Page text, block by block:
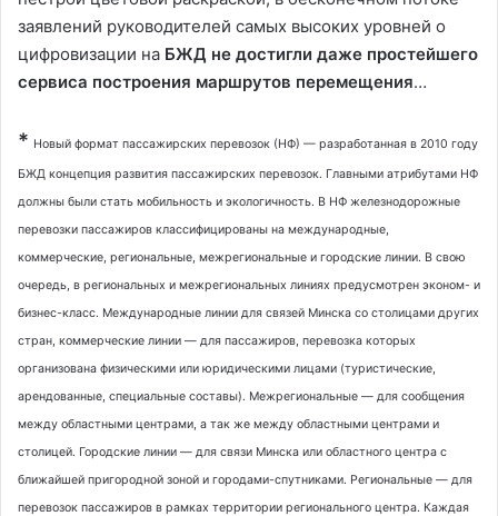
заявлений руководителей самых высоких уровней о
цифровизации на БЖД не достигли даже простейшего
сервиса построения маршрутов перемещения…
* Новый формат пассажирских перевозок (НФ) — разработанная в 2010 году
БЖД концепция развития пассажирских перевозок. Главными атрибутами НФ
должны были стать мобильность и экологичность. В НФ железнодорожные
перевозки пассажиров классифицированы на международные,
коммерческие, региональные, межрегиональные и городские линии. В свою
очередь, в региональных и межрегиональных линиях предусмотрен эконом- и
бизнес-класс. Международные линии для связей Минска со столицами других
стран, коммерческие линии — для пассажиров, перевозка которых
организована физическими или юридическими лицами (туристические,
арендованные, специальные составы). Межрегиональные — для сообщения
между областными центрами, а так же между областными центрами и
столицей. Городские линии — для связи Минска или областного центра с
ближайшей пригородной зоной и городами-спутниками. Региональные — для
перевозок пассажиров в рамках территории регионального центра. Каждая